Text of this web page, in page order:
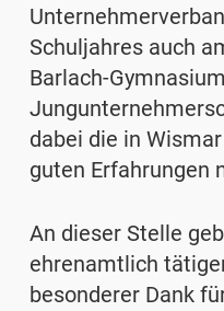
Schuljahres auch
Barlach-
dabei die in
guten Erfahrungen
An dieser Stelle
ehrenamtlich
besonderer Dank